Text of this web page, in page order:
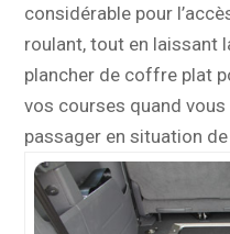
considérable pour
roulant, tout en laissant
plancher de coffre plat
vos courses quand vous
passager en situation de